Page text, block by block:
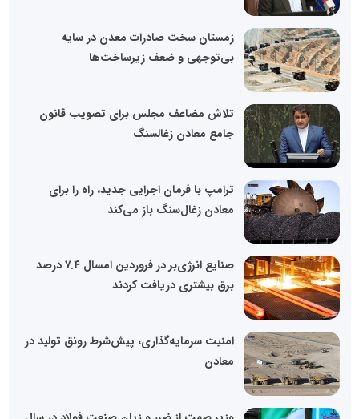
زمستان سخت صادرات معدن در سایه
بی‌توجهی و ضعف زیرساخت‌ها
تلاش مضاعف مجلس برای تصویب قانون
جامع معادن زغالسنگ
ترامپ با فرمان اجرایی جدید، راه را برای
معادن زغال‌سنگ باز می‌کند
صنایع انرژی‌بر در فروردین امسال ۷.۴ درصد
برق بیشتری دریافت کردند
امنیت سرمایه‌گذاری، پیش‌شرط رونق تولید در
معادن